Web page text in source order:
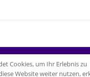
Breidenbach |
Cookies, um Ihr Erlebnis zu
Website weiter nutzen,